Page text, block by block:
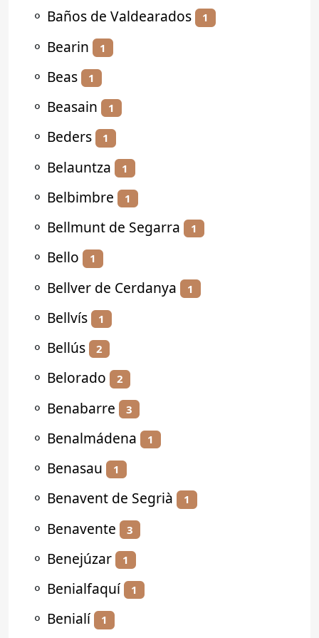
⚬ Baños de Valdearados 1
⚬ Bearin 1
⚬ Beas 1
⚬ Beasain 1
⚬ Beders 1
⚬ Belauntza 1
⚬ Belbimbre 1
⚬ Bellmunt de Segarra 1
⚬ Bello 1
⚬ Bellver de Cerdanya 1
⚬ Bellvís 1
⚬ Bellús 2
⚬ Belorado 2
⚬ Benabarre 3
⚬ Benalmádena 1
⚬ Benasau 1
⚬ Benavent de Segrià 1
⚬ Benavente 3
⚬ Benejúzar 1
⚬ Benialfaquí 1
⚬ Benialí 1